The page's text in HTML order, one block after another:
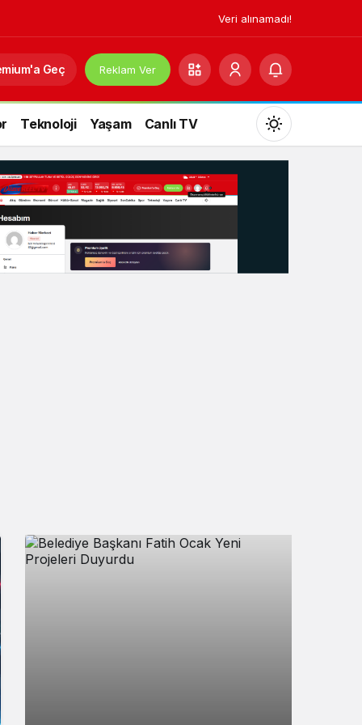
Veri alınamadı!
Geç Reklam Ver
Teknoloji Yaşam Canlı TV
Mod
değiştir
Gündüz Modu
Gündüz modunu seçin.